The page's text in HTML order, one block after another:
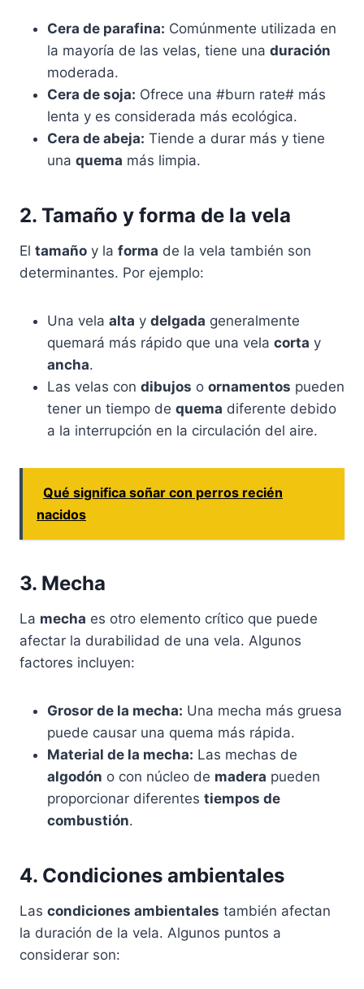
Cera de parafina: Comúnmente utilizada en
la mayoría de las velas, tiene una duración
moderada.
Cera de soja: Ofrece una #burn rate# más
lenta y es considerada más ecológica.
Cera de abeja: Tiende a durar más y tiene
una quema más limpia.
2. Tamaño y forma de la vela
El tamaño y la forma de la vela también son
determinantes. Por ejemplo:
Una vela alta y delgada generalmente
quemará más rápido que una vela corta y
ancha.
Las velas con dibujos o ornamentos pueden
tener un tiempo de quema diferente debido
a la interrupción en la circulación del aire.
Qué significa soñar con perros recién
nacidos
3. Mecha
La mecha es otro elemento crítico que puede
afectar la durabilidad de una vela. Algunos
factores incluyen:
Grosor de la mecha: Una mecha más gruesa
puede causar una quema más rápida.
Material de la mecha: Las mechas de
algodón o con núcleo de madera pueden
proporcionar diferentes tiempos de
combustión.
4. Condiciones ambientales
Las condiciones ambientales también afectan
la duración de la vela. Algunos puntos a
considerar son: